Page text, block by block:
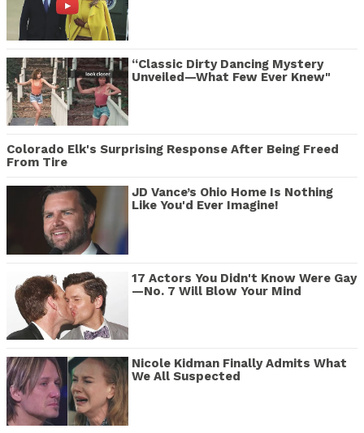
“Classic Dirty Dancing Mystery
Unveiled—What Few Ever Knew"
Colorado Elk's Surprising Response After Being Freed
From Tire
JD Vance’s Ohio Home Is Nothing
Like You'd Ever Imagine!
17 Actors You Didn't Know Were Gay
—No. 7 Will Blow Your Mind
Nicole Kidman Finally Admits What
We All Suspected